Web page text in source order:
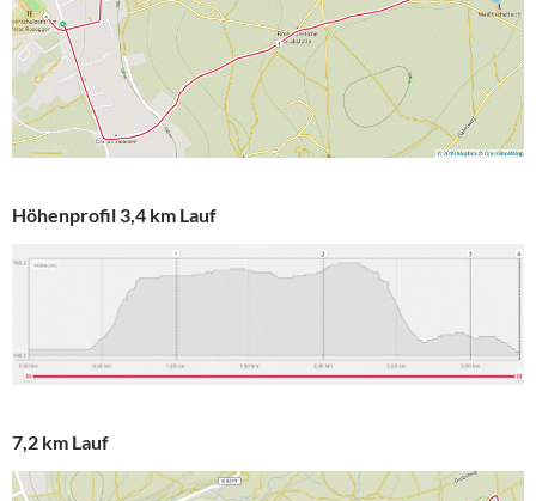
Höhenprofil 3,4 km Lauf
7,2 km Lauf